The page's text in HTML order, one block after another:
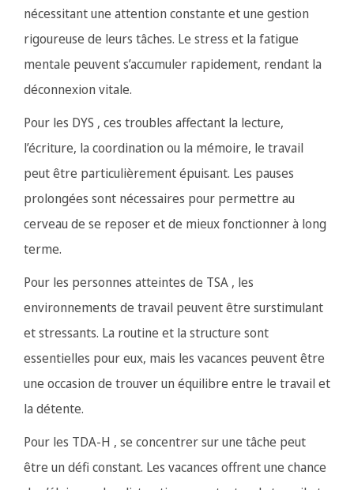
nécessitant une attention constante et une gestion
rigoureuse de leurs tâches. Le stress et la fatigue
mentale peuvent s’accumuler rapidement, rendant la
déconnexion vitale.
Pour les DYS , ces troubles affectant la lecture,
l’écriture, la coordination ou la mémoire, le travail
peut être particulièrement épuisant. Les pauses
prolongées sont nécessaires pour permettre au
cerveau de se reposer et de mieux fonctionner à long
terme.
Pour les personnes atteintes de TSA , les
environnements de travail peuvent être surstimulant
et stressants. La routine et la structure sont
essentielles pour eux, mais les vacances peuvent être
une occasion de trouver un équilibre entre le travail et
la détente.
Pour les TDA-H , se concentrer sur une tâche peut
être un défi constant. Les vacances offrent une chance